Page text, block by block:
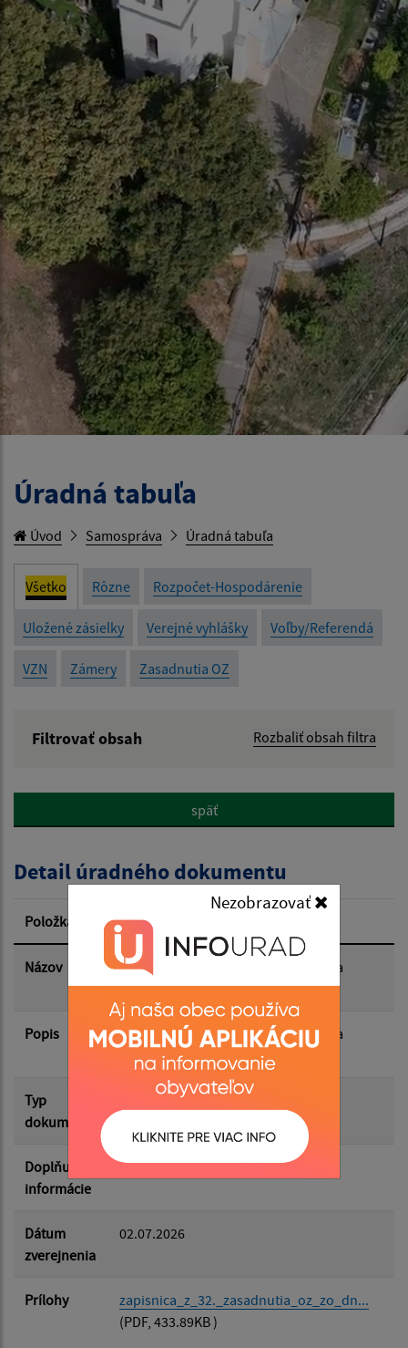
Nezobrazovať
Úradná tabuľa
Úvod Samospráva Úradná tabuľa
Všetko Rôzne Rozpočet-Hospodárenie
Uložené zásielky Verejné vyhlášky Voľby/Referendá
VZN Zámery Zasadnutia OZ
Filtrovať obsah Rozbaliť obsah filtra
Popis:
Dátum zverejnenia od:
Dátum zverejnenia do:
Filtrovať Reset
späť
Detail úradného dokumentu
Položka Informácia
Názov
Zápisnica z 32. zasadnutia OZ zo dňa
24.6.2026
Popis
Zápisnica z 32. zasadnutia OZ zo dňa
24.6.2026
Typ
dokumentu
Zasadnutia OZ
Doplňujúce
informácie
Dátum
zverejnenia
02.07.2026
Prílohy
zapisnica_z_32._zasadnutia_oz_zo_dn...
(PDF, 433.89KB )